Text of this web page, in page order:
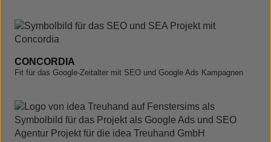
CONCORDIA
Fit für das Google-Zeitalter mit SEO und Google Ads Kampagnen